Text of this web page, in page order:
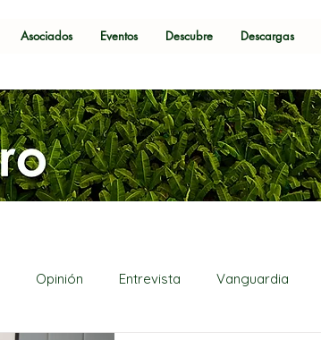
Asociados Eventos Descubre Descargas
Opinión Entrevista Vanguardia